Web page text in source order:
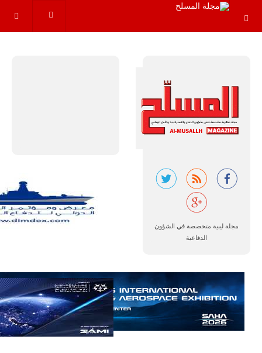
مجلة ليبية متخصصة في الشؤون
الدفاعية
سوبر توكانو.
تتوقع شركة
إمبراير البرازيلية
لطائرة الهجوم
الخفيف
والتدريب
المتقدم "A-29
سوبر توكانو"
خلال العشرين
عاماً المقبلة، مع